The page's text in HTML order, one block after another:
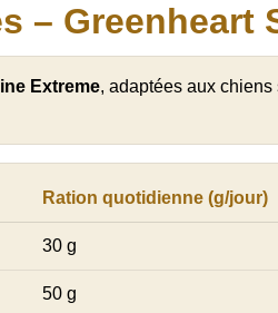
– Greenheart
Extreme, adaptées aux chiens
Ration quotidienne (g/jour)
30 g
50 g